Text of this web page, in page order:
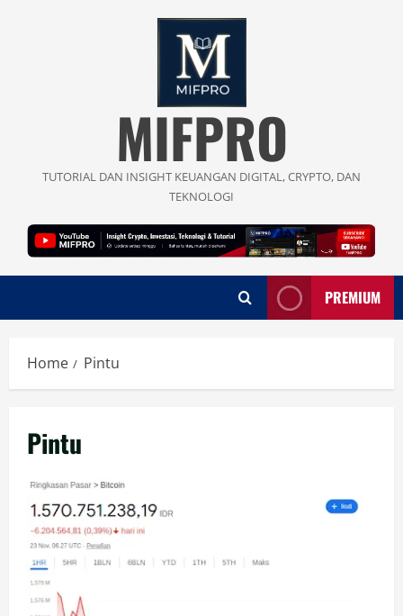
MIFPRO
TUTORIAL DAN INSIGHT KEUANGAN DIGITAL, CRYPTO, DAN
TEKNOLOGI
PREMIUM
Home Pintu
Pintu